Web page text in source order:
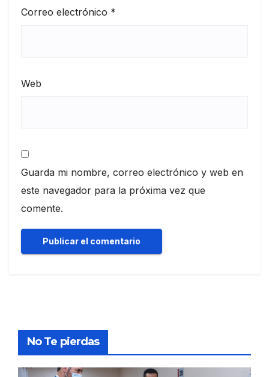
Correo electrónico *
Web
Guarda mi nombre, correo electrónico y web en
este navegador para la próxima vez que
comente.
No Te pierdas